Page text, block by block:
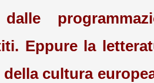
Eppure la
della cultura